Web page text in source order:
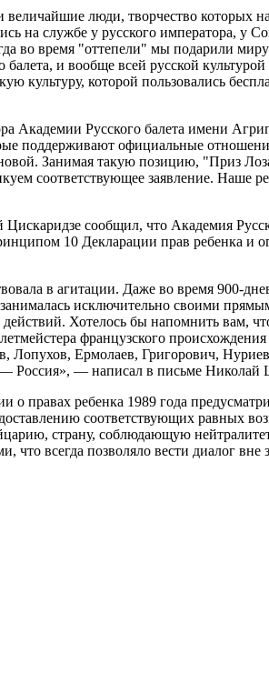
величайшие люди, творчество
службе у русского императора, у
во время "оттепели" мы подарили
и вообще всей русской
культуру, которой пользовались
Академии Русского балета имени
поддерживают официальные
Занимая такую позицию, "Приз
соответствующее заявление. Наше
сообщил, что Академия
10 Декларации прав ребенка и
в агитации. Даже во время 900-
исключительно своими
Хотелось бы напомнить вам,
французского
Лопухов, Ермолаев, Григорович,
Россия», — написал в письме Николай
правах ребенка 1989 года
соответствующих равных
страну, соблюдающую
что всегда позволяло вести диалог